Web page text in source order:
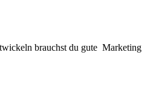
brauchst du gute Marketing